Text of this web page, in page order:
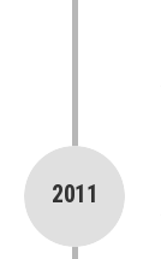
2011